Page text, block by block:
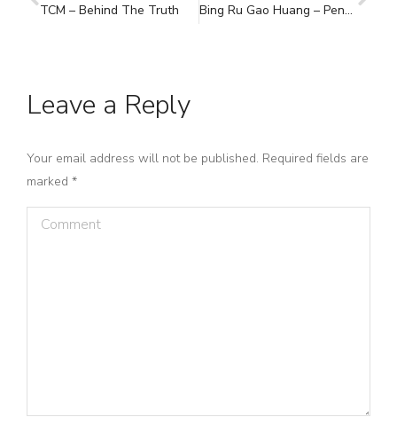
TCM – Behind The Truth Bing Ru Gao Huang – Penyakit Telah Masuk ke Dalam Gaohuang
Leave a Reply
Your email address will not be published. Required fields are
marked *
Comment